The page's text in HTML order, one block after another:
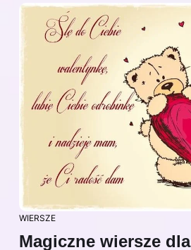
WIERSZE
Magiczne wiersze dla